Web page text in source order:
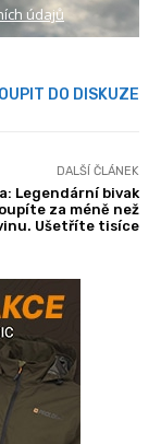
údajů
DO DISKUZE
DALŠÍ ČLÁNEK
Legendární bivak
za méně než
Ušetříte tisíce